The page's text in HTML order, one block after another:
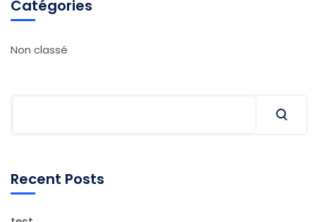
Catégories
Non classé
Recent Posts